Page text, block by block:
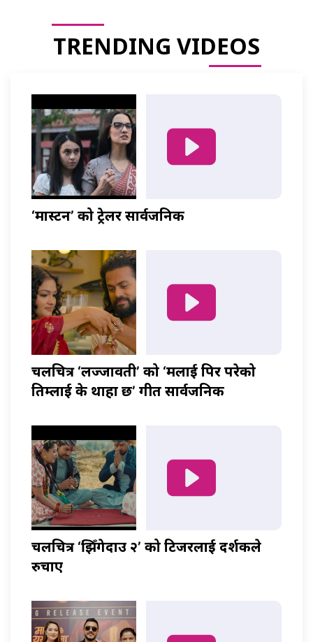
TRENDING VIDEOS
‘मास्टर्नी’ को ट्रेलर सार्वजनिक
चलचित्र ‘लज्जावती’ को ‘मलाई पिर परेको
तिम्लाई के थाहा छ’ गीत सार्वजनिक
चलचित्र ‘झिँगेदाउ २’ को टिजरलाई दर्शकले
रुचाए